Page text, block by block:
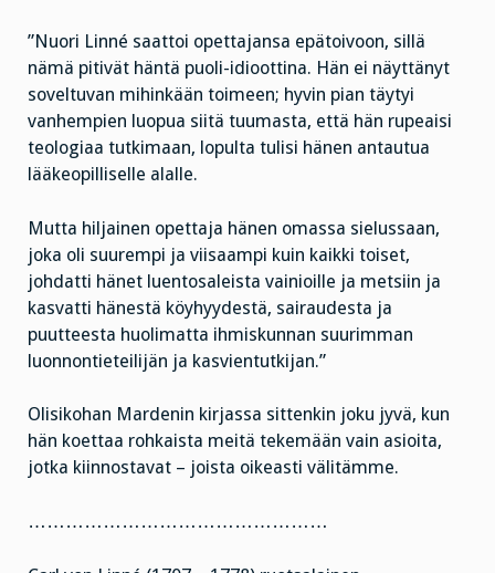
”Nuori Linné saattoi opettajansa epätoivoon, sillä
nämä pitivät häntä puoli-idioottina. Hän ei näyttänyt
soveltuvan mihinkään toimeen; hyvin pian täytyi
vanhempien luopua siitä tuumasta, että hän rupeaisi
teologiaa tutkimaan, lopulta tulisi hänen antautua
lääkeopilliselle alalle.
Mutta hiljainen opettaja hänen omassa sielussaan,
joka oli suurempi ja viisaampi kuin kaikki toiset,
johdatti hänet luentosaleista vainioille ja metsiin ja
kasvatti hänestä köyhyydestä, sairaudesta ja
puutteesta huolimatta ihmiskunnan suurimman
luonnontieteilijän ja kasvientutkijan.”
Olisikohan Mardenin kirjassa sittenkin joku jyvä, kun
hän koettaa rohkaista meitä tekemään vain asioita,
jotka kiinnostavat – joista oikeasti välitämme.
…………………………………………